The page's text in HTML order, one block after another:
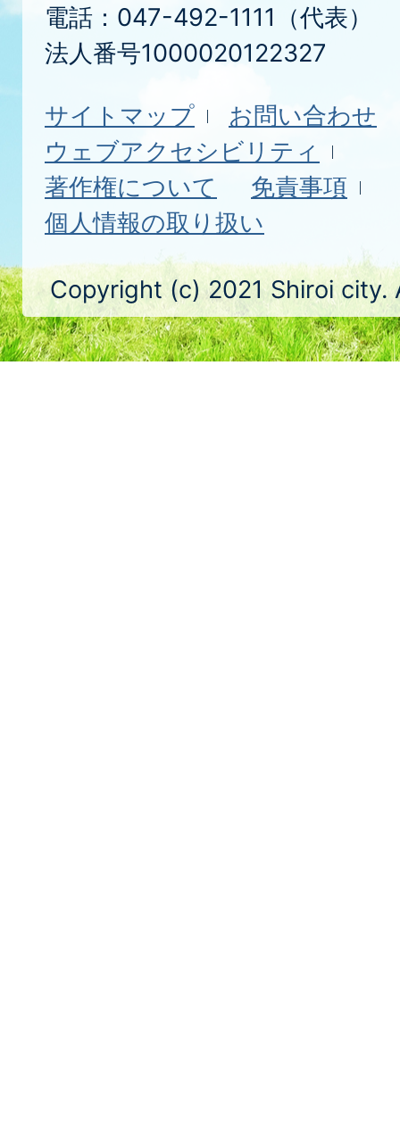
電話：047-492-1111（代表）
法人番号1000020122327
サイトマップ
お問い合わせ
ウェブアクセシビリティ
著作権について
免責事項
個人情報の取り扱い
Copyright (c) 2021 Shiroi city.